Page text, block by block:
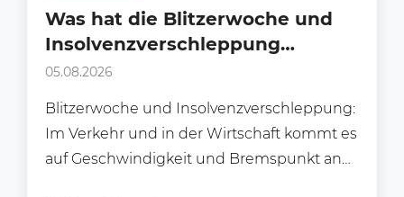
Was hat die Blitzerwoche und
Insolvenzverschleppung
gemeinsam?
05.08.2026
Blitzerwoche und Insolvenzverschleppung:
Im Verkehr und in der Wirtschaft kommt es
auf Geschwindigkeit und Bremspunkt an